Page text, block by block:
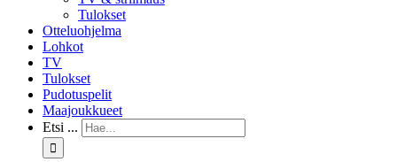
Tulokset
Otteluohjelma
Lohkot
TV
Tulokset
Pudotuspelit
Maajoukkueet
Etsi ...